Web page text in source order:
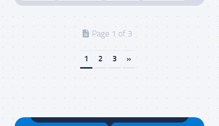
Page 1 of 3
1 2 3 »
Maison da Silva